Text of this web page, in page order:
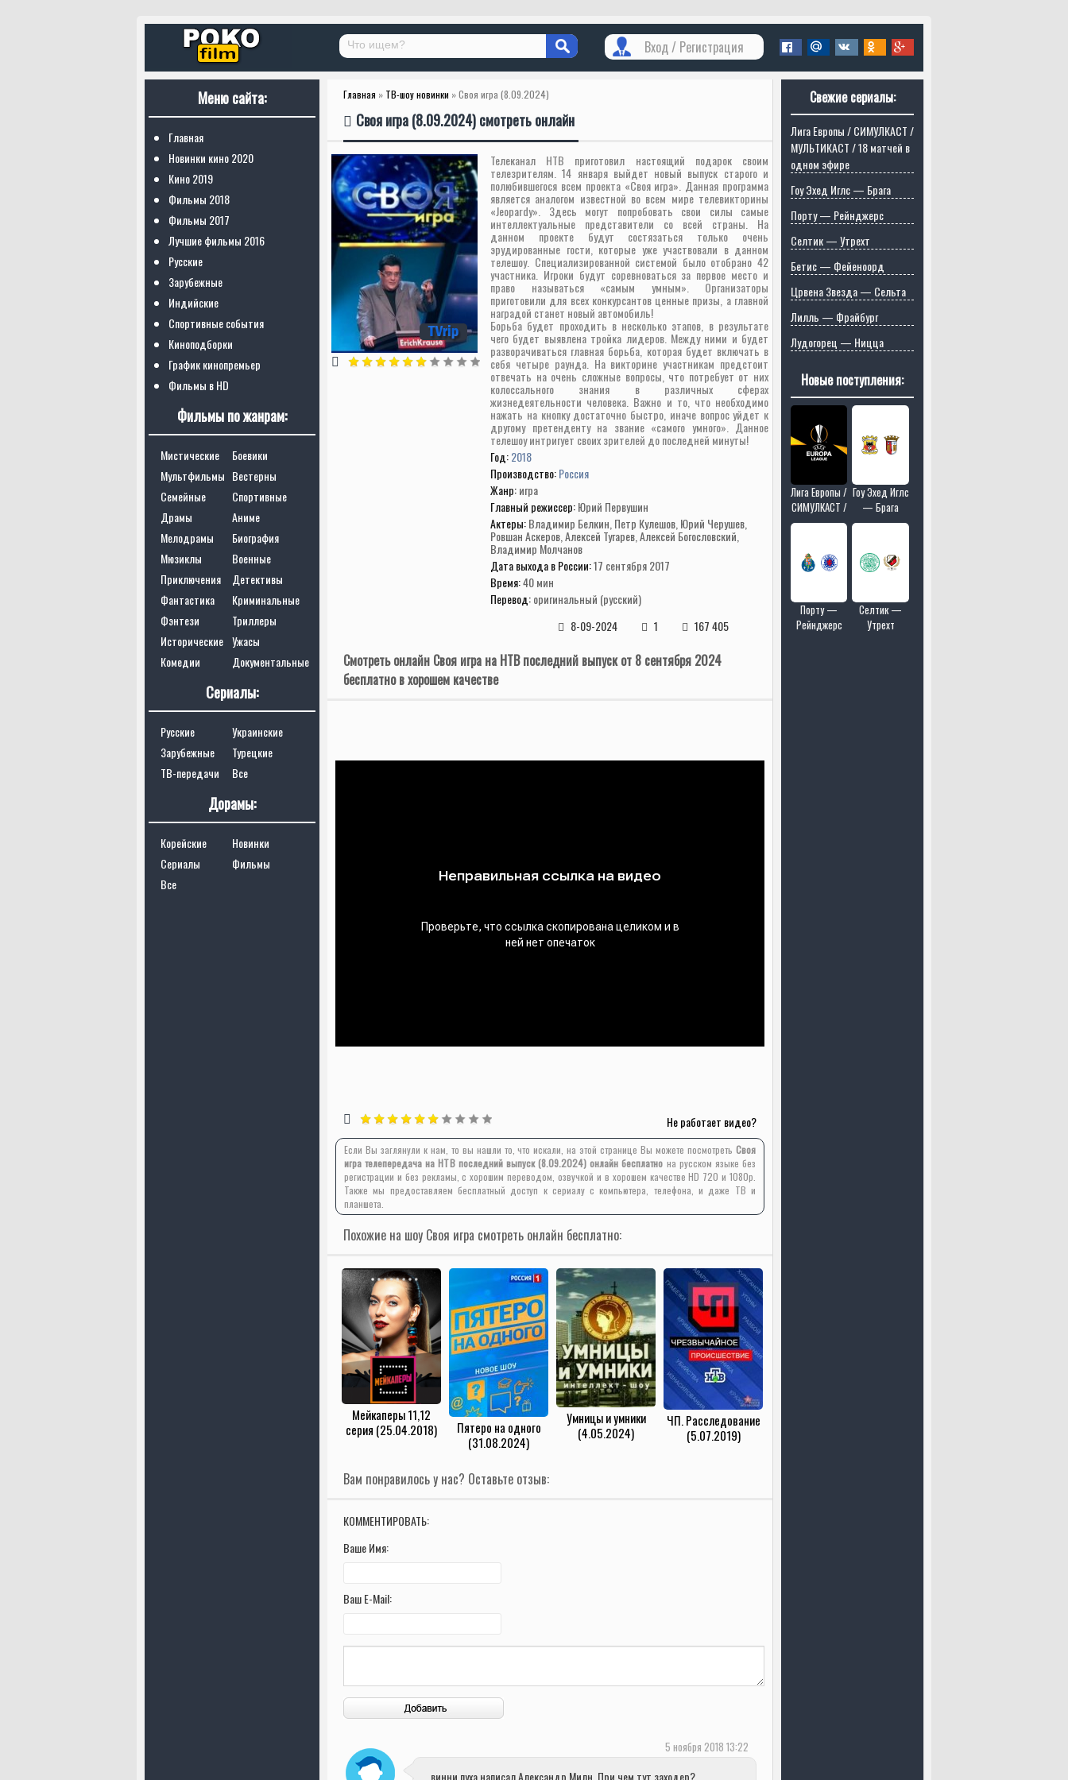
Вход / Регистрация
Меню сайта:
Главная
Новинки кино 2020
Кино 2019
Фильмы 2018
Фильмы 2017
Лучшие фильмы 2016
Русские
Зарубежные
Индийские
Спортивные события
Киноподборки
График кинопремьер
Фильмы в HD
Фильмы по жанрам:
Мистические
Боевики
Мультфильмы Вестерны
Семейные
Спортивные
Драмы
Аниме
Мелодрамы
Биография
Мюзиклы
Военные
Приключения
Детективы
Фантастика
Криминальные
Фэнтези
Триллеры
Исторические Ужасы
Комедии
Документальные
Сериалы:
Русские
Украинские
Зарубежные
Турецкие
ТВ-передачи
Все
Дорамы:
Корейские
Новинки
Сериалы
Фильмы
Все
Главная » ТВ-шоу новинки » Своя игра (8.09.2024)
Своя игра (8.09.2024) смотреть онлайн
Телеканал НТВ приготовил настоящий подарок своим
телезрителям. 14 января выйдет новый выпуск старого и
полюбившегося всем проекта «Своя игра». Данная программа
является аналогом известной во всем мире телевикторины
«Jeopardy». Здесь могут попробовать свои силы самые
интеллектуальные представители со всей страны. На
данном проекте будут состязаться только очень
эрудированные гости, которые уже участвовали в данном
телешоу. Специализированной системой было отобрано 42
участника. Игроки будут соревноваться за первое место и
право называться «самым умным». Организаторы
приготовили для всех конкурсантов ценные призы, а главной
наградой станет новый автомобиль!
Борьба будет проходить в несколько этапов, в результате
чего будет выявлена тройка лидеров. Между ними и будет
разворачиваться главная борьба, которая будет включать в
себя четыре раунда. На викторине участникам предстоит
отвечать на очень сложные вопросы, что потребует от них
колоссального знания в различных сферах
жизнедеятельности человека. Важно и то, что необходимо
нажать на кнопку достаточно быстро, иначе вопрос уйдет к
другому претенденту на звание «самого умного». Данное
телешоу интригует своих зрителей до последней минуты!
Год:2018
Производство:Россия
Жанр:игра
Главный режиссер:Юрий Первушин
Актеры:Владимир Белкин, Петр Кулешов, Юрий Черушев,
Ровшан Аскеров, Алексей Тугарев, Алексей Богословский,
Владимир Молчанов
Дата выхода в России:17 сентября 2017
Время:40 мин
Перевод:оригинальный (русский)
8-09-2024
1 167 405
Смотреть онлайн Своя игра на НТВ последний выпуск от 8 сентября 2024
бесплатно в хорошем качестве
Не работает видео?
Если Вы заглянули к нам, то вы нашли то, что искали, на этой странице Вы можете посмотреть Своя
игра телепередача на НТВ последний выпуск (8.09.2024) онлайн бесплатно на русском языке без
регистрации и без рекламы, с хорошим переводом, озвучкой и в хорошем качестве HD 720 и 1080p.
Также мы предоставляем бесплатный доступ к сериалу с компьютера, телефона, и даже ТВ и
планшета.
Похожие на шоу Своя игра смотреть онлайн бесплатно:
Мейкаперы 11,12
серия (25.04.2018)
Пятеро на одного
(31.08.2024)
Умницы и умники
(4.05.2024)
ЧП. Расследование
(5.07.2019)
Вам понравилось у нас? Оставьте отзыв:
КОММЕНТИРОВАТЬ:
Ваше Имя:
Ваш E-Mail:
5 ноября 2018 13:22
винни пуха написал Александр Милн. При чем тут заходер?
Свежие сериалы:
Лига Европы / СИМУЛКАСТ /
МУЛЬТИКАСТ / 18 матчей в
одном эфире
Гоу Эхед Иглс — Брага
Порту — Рейнджерс
Селтик — Утрехт
Бетис — Фейеноорд
Црвена Звезда — Сельта
Лилль — Фрайбург
Лудогорец — Ницца
Новые поступления:
Лига Европы /
СИМУЛКАСТ /
МУЛЬТИКАСТ
одном эфире
Гоу Эхед Иглс
— Брага
Порту —
Рейнджерс
Селтик —
Утрехт